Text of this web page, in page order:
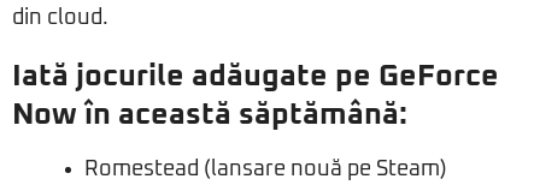
din cloud.
Iată jocurile adăugate pe GeForce
Now în această săptămână:
Romestead (lansare nouă pe Steam)